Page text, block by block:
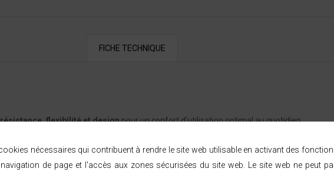
FICHE TECHNIQUE
résistance, flexibilité et designpour un confort d’utilisation optimal au quotidien.
nécessaires qui contribuent à rendre le site web utilisable en activant des
de page et l'accès aux zones sécurisées du site web. Le site web ne peut